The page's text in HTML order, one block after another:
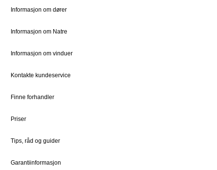
Slik bestiller du
Priser
Dokumentsenter
STØTTE
Kundeservice
Kontakt
Vedlikehold
FOR PROFF
Informasjon om dører
Informasjon om Natre
Informasjon om vinduer
Kontakte kundeservice
Finne forhandler
Priser
Tips, råd og guider
Garantiinformasjon